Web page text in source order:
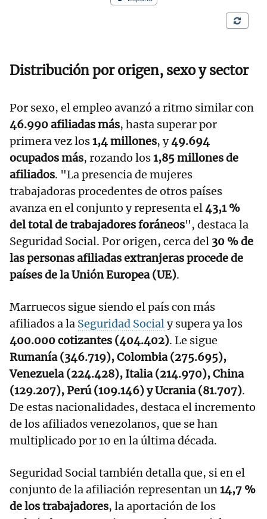
Distribución por origen, sexo y sector
Por sexo, el empleo avanzó a ritmo similar con
46.990 afiliadas más, hasta superar por
primera vez los1,4 millones, y49.694
ocupados más, rozando los1,85 millones de
afiliados. "La presencia de mujeres
trabajadoras procedentes de otros países
avanza en el conjunto y representa el43,1 %
del total de trabajadores foráneos", destaca la
Seguridad Social. Por origen, cerca del 30 % de
las personas afiliadas extranjeras procede de
países de la Unión Europea (UE).
Marruecos sigue siendo el país con más
afiliados a la Seguridad Socialy supera ya los
400.000 cotizantes (404.402). Le sigue
Rumanía (346.719), Colombia (275.695),
Venezuela (224.428), Italia (214.970), China
(129.207), Perú (109.146) y Ucrania (81.707).
De estas nacionalidades, destaca el incremento
de los afiliados venezolanos, que se han
multiplicado por 10 en la última década.
Seguridad Social también detalla que, si en el
conjunto de la afiliación representan un14,7 %
de los trabajadores, la aportación de los